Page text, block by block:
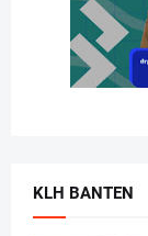
KLH BANTEN